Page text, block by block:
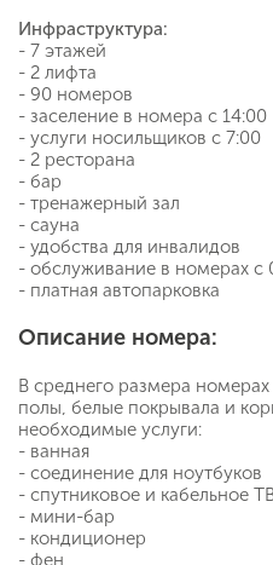
Инфраструктура:
- 7 этажей
- 2 лифта
- 90 номеров
- заселение в номера с 14:00
- услуги носильщиков с 7:00
- 2 ресторана
- бар
- тренажерный зал
- сауна
- удобства для инвалидов
- обслуживание в номерах с
- платная автопарковка
Описание номера:
В среднего размера номерах
полы, белые покрывала и
необходимые услуги:
- ванная
- соединение для ноутбуков
- спутниковое и кабельное
- мини-бар
- кондиционер
- фен